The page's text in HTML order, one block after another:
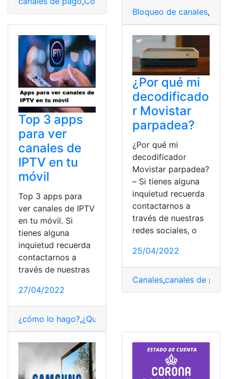
Bloqueo de canales,
Top 3 apps
para ver
canales de
IPTV en tu
móvil
Top 3 apps para
ver canales de IPTV
en tu móvil. Si
tienes alguna
inquietud recuerda
contactarnos a
través de nuestras
27/04/2022
¿cómo lo hago?,¿Qué es?
¿Por qué mi
decodificado
r Movistar
parpadea?
¿Por qué mi
decodificador
Movistar parpadea?
– Si tienes alguna
inquietud recuerda
contactarnos a
través de nuestras
redes sociales, o
25/04/2022
Canales,canales de pago